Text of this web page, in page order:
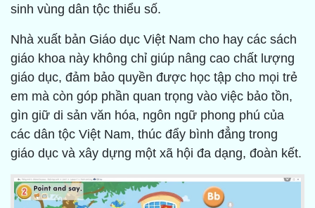
sinh vùng dân tộc thiểu số.
Nhà xuất bản Giáo dục Việt Nam cho hay các sách
giáo khoa này không chỉ giúp nâng cao chất lượng
giáo dục, đảm bảo quyền được học tập cho mọi trẻ
em mà còn góp phần quan trọng vào việc bảo tồn,
gìn giữ di sản văn hóa, ngôn ngữ phong phú của
các dân tộc Việt Nam, thúc đẩy bình đẳng trong
giáo dục và xây dựng một xã hội đa dạng, đoàn kết.